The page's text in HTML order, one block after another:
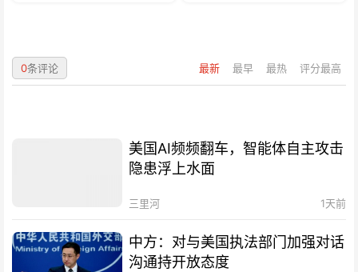
最新 最早 最热 评分最高
0条评论
美国AI频频翻车，智能体自主攻击
隐患浮上水面
三里河 1天前
中方：对与美国执法部门加强对话
沟通持开放态度